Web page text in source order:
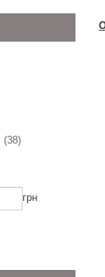
(38)
грн